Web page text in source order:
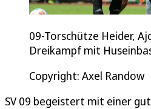
09-Torschütze Heider,
Dreikampf mit
Copyright: Axel Randow
SV 09 begeistert mit einer